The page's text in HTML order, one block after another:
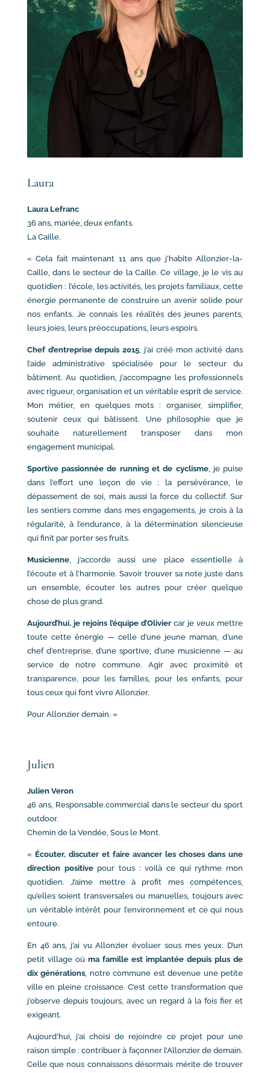
Laura
Laura Lefranc
36 ans, mariée, deux enfants.
La Caille.
« Cela fait maintenant 11 ans que j’habite Allonzier-la-
Caille, dans le secteur de la Caille. Ce village, je le vis au
quotidien : l’école, les activités, les projets familiaux, cette
énergie permanente de construire un avenir solide pour
nos enfants. Je connais les réalités des jeunes parents,
leurs joies, leurs préoccupations, leurs espoirs.
Chef d’entreprise depuis 2015, j’ai créé mon activité dans
l’aide administrative spécialisée pour le secteur du
bâtiment. Au quotidien, j’accompagne les professionnels
avec rigueur, organisation et un véritable esprit de service.
Mon métier, en quelques mots : organiser, simplifier,
soutenir ceux qui bâtissent. Une philosophie que je
souhaite naturellement transposer dans mon
engagement municipal.
Sportive passionnée de running et de cyclisme, je puise
dans l’effort une leçon de vie : la persévérance, le
dépassement de soi, mais aussi la force du collectif. Sur
les sentiers comme dans mes engagements, je crois à la
régularité, à l’endurance, à la détermination silencieuse
qui finit par porter ses fruits.
Musicienne, j’accorde aussi une place essentielle à
l’écoute et à l’harmonie. Savoir trouver sa note juste dans
un ensemble, écouter les autres pour créer quelque
chose de plus grand.
Aujourd’hui, je rejoins l’équipe d’Olivier car je veux mettre
toute cette énergie — celle d’une jeune maman, d’une
chef d’entreprise, d’une sportive, d’une musicienne — au
service de notre commune. Agir avec proximité et
transparence, pour les familles, pour les enfants, pour
tous ceux qui font vivre Allonzier.
Pour Allonzier demain. »
Julien
Julien Veron
46 ans, Responsable.commercial dans le secteur du sport
outdoor.
Chemin de la Vendée, Sous le Mont.
« Écouter, discuter et faire avancer les choses dans une
direction positivepour tous : voilà ce qui rythme mon
quotidien. J’aime mettre à profit mes compétences,
qu’elles soient transversales ou manuelles, toujours avec
un véritable intérêt pour l’environnement et ce qui nous
entoure.
En 46 ans, j’ai vu Allonzier évoluer sous mes yeux. D’un
petit village où ma famille est implantée depuis plus de
dix générations, notre commune est devenue une petite
ville en pleine croissance. C’est cette transformation que
j’observe depuis toujours, avec un regard à la fois fier et
exigeant.
Aujourd’hui, j’ai choisi de rejoindre ce projet pour une
raison simple : contribuer à façonner l’Allonzier de demain.
Celle que nous connaissons désormais mérite de trouver